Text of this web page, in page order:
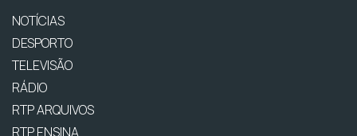
NOTÍCIAS
DESPORTO
TELEVISÃO
RÁDIO
RTP ARQUIVOS
RTP ENSINA